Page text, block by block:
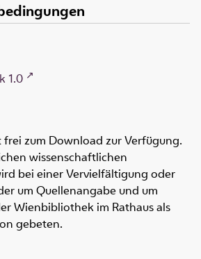
1.0
frei zum Download zur Verfügung.
wissenschaftlichen
bei einer Vervielfältigung oder
um Quellenangabe und um
Wienbibliothek im Rathaus als
gebeten.